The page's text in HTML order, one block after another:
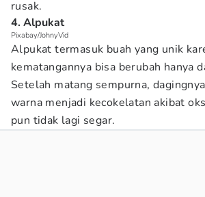
rusak.
4. Alpukat
Pixabay/JohnyVid
Alpukat termasuk buah yang unik
kematangannya bisa berubah hanya
Setelah matang sempurna,
warna menjadi kecokelatan akibat
pun tidak lagi segar.